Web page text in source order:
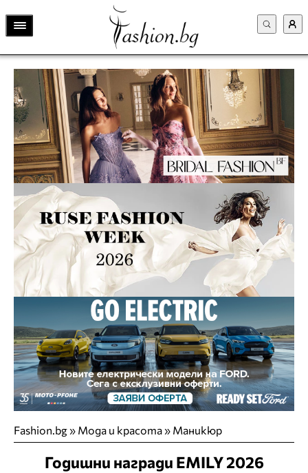
Fashion.bg» Мода и красота» Маникюр
Годишни награди EMILY 2026